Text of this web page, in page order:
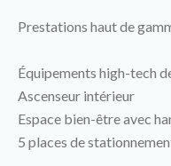
Prestations haut de
Équipements high-tech
Ascenseur intérieur
Espace bien-être avec
5 places de